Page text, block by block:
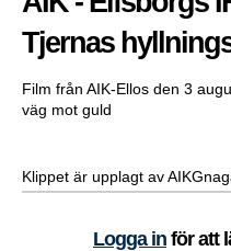
Tjernas
Film från AIK-Ellos den 3
väg mot guld
Klippet är upplagt av
Logga in för att